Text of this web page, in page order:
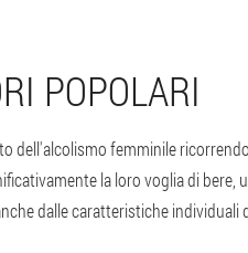
POPOLARI
dell'alcolismo femminile
la loro voglia di bere,
dalle caratteristiche individuali